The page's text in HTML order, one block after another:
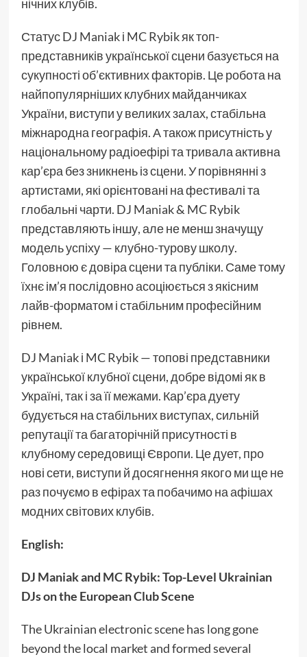
нічних клубів.
Статус DJ Maniak і MC Rybik як топ-
представників української сцени базується на
сукупності об’єктивних факторів. Це робота на
найпопулярніших клубних майданчиках
України, виступи у великих залах, стабільна
міжнародна географія. А також присутність у
національному радіоефірі та тривала активна
кар’єра без зникнень із сцени. У порівнянні з
артистами, які орієнтовані на фестивалі та
глобальні чарти. DJ Maniak & MC Rybik
представляють іншу, але не менш значущу
модель успіху — клубно-турову школу.
Головною є довіра сцени та публіки. Саме тому
їхнє ім’я послідовно асоціюється з якісним
лайв-форматом і стабільним професійним
рівнем.
DJ Maniak і MC Rybik — топові представники
української клубної сцени, добре відомі як в
Україні, так і за її межами. Кар’єра дуету
будується на стабільних виступах, сильній
репутації та багаторічній присутності в
клубному середовищі Європи. Це дует, про
нові сети, виступи й досягнення якого ми ще не
раз почуємо в ефірах та побачимо на афішах
модних світових клубів.
English:
DJ Maniak and MC Rybik: Top-Level Ukrainian
DJs on the European Club Scene
The Ukrainian electronic scene has long gone
beyond the local market and formed several